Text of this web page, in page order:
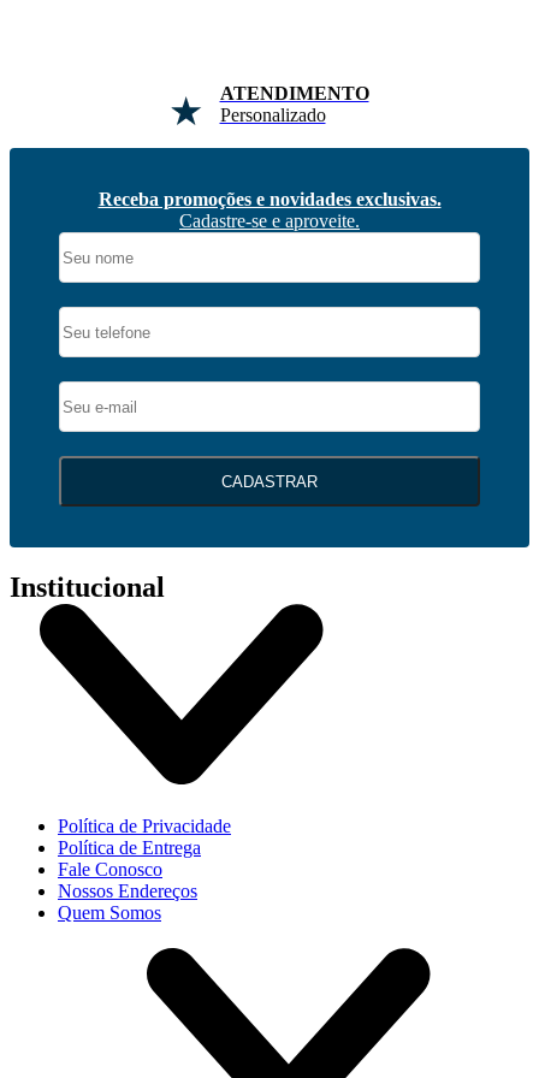
FRETE RÁPIDO
Sul e Sudeste
Receba promoções e novidades exclusivas.
Cadastre-se e aproveite.
CADASTRAR
Institucional
Política de Privacidade
Política de Entrega
Fale Conosco
Nossos Endereços
Quem Somos